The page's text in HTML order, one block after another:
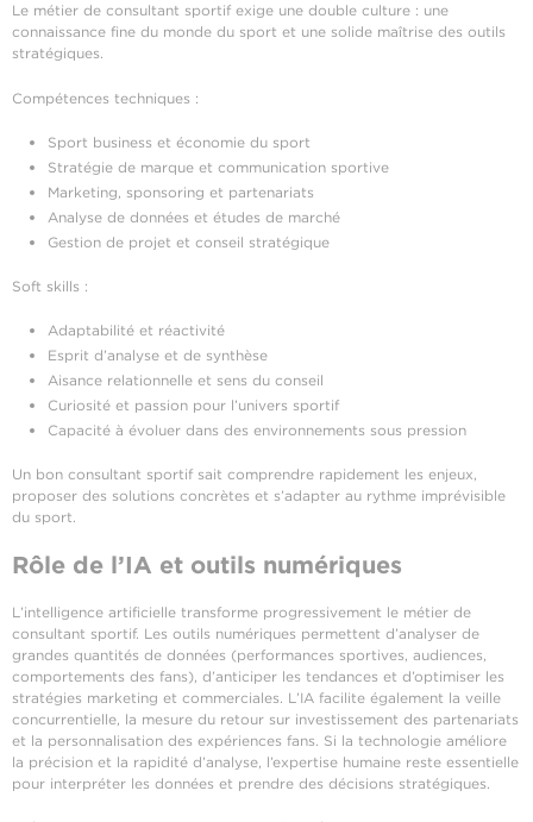
Le métier de consultant sportif exige une double culture : une
connaissance fine du monde du sport et une solide maîtrise des outils
stratégiques.
Compétences techniques :
Sport business et économie du sport
Stratégie de marque et communication sportive
Marketing, sponsoring et partenariats
Analyse de données et études de marché
Gestion de projet et conseil stratégique
Soft skills :
Adaptabilité et réactivité
Esprit d’analyse et de synthèse
Aisance relationnelle et sens du conseil
Curiosité et passion pour l’univers sportif
Capacité à évoluer dans des environnements sous pression
Un bon consultant sportif sait comprendre rapidement les enjeux,
proposer des solutions concrètes et s’adapter au rythme imprévisible
du sport.
Rôle de l’IA et outils numériques
L’intelligence artificielle transforme progressivement le métier de
consultant sportif. Les outils numériques permettent d’analyser de
grandes quantités de données (performances sportives, audiences,
comportements des fans), d’anticiper les tendances et d’optimiser les
stratégies marketing et commerciales. L’IA facilite également la veille
concurrentielle, la mesure du retour sur investissement des partenariats
et la personnalisation des expériences fans. Si la technologie améliore
la précision et la rapidité d’analyse, l’expertise humaine reste essentielle
pour interpréter les données et prendre des décisions stratégiques.